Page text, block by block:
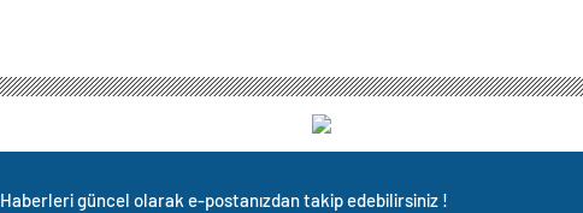
Haberleri güncel olarak e-postanızdan takip edebilirsiniz !